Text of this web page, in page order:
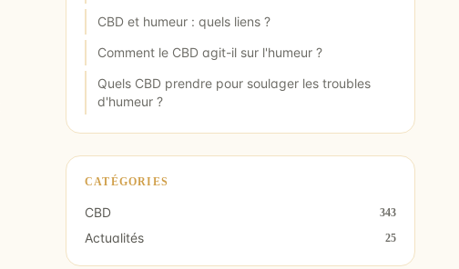
CBD et humeur : quels liens ?
Comment le CBD agit-il sur l'humeur ?
Quels CBD prendre pour soulager les troubles
d'humeur ?
CATÉGORIES
CBD 343
Actualités 25